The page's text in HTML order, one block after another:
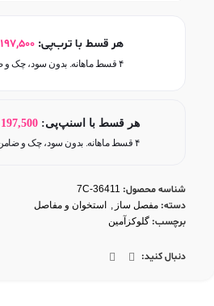
هر قسط با ترب‌پی: 197,500
۴ قسط ماهانه. بدون سود، چک و ضامن.
هر قسط با اسنپ‌پی: 197,500
۴ قسط ماهانه. بدون سود، چک و ضامن.
شناسه محصول: 7C-36411
دسته: مفصل ساز , استخوان و مفاصل
برچسب: گلوکزآمین
دنبال کنید: